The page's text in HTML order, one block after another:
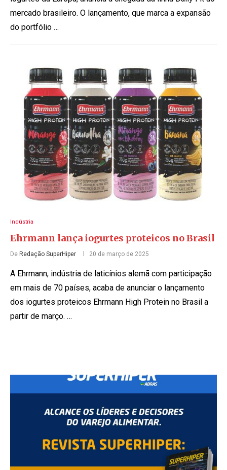
mercado brasileiro. O lançamento, que marca a expansão
do portfólio …
Indústria
Ehrmann lança iogurtes proteicos no Brasil
De Redação SuperHiper 20 de março de 2025
A Ehrmann, indústria de laticínios alemã com participação
em mais de 70 países, acaba de anunciar o lançamento
dos iogurtes proteicos Ehrmann High Protein no Brasil a
partir de março. …